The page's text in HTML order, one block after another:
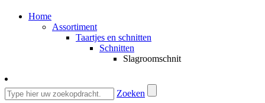
Home
Assortiment
Taartjes en schnitten
Schnitten
Slagroomschnit
Zoeken